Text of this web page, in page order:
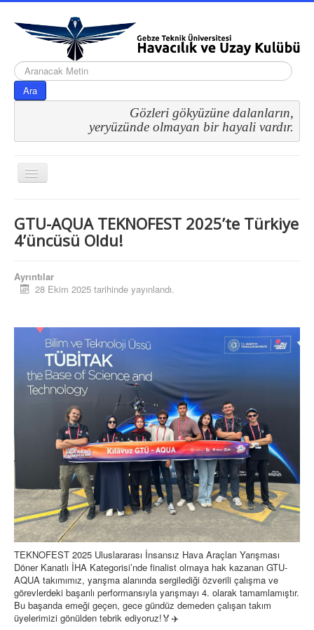
arama...
Ara
Gözleri gökyüzüne dalanların,
yeryüzünde olmayan bir hayali vardır.
Gezinme
geçişini
Kategoriler
Uncategorised
GTU-AQUA TEKNOFEST 2025’te Türkiye
4’üncüsü Oldu!
Ayrıntılar
28 Ekim 2025 tarihinde yayınlandı.
TEKNOFEST 2025 Uluslararası İnsansız Hava Araçları Yarışması
Döner Kanatlı İHA Kategorisi’nde finalist olmaya hak kazanan GTU-
AQUA takımımız, yarışma alanında sergilediği özverili çalışma ve
görevlerdeki başarılı performansıyla yarışmayı 4. olarak tamamlamıştır.
Bu başarıda emeği geçen, gece gündüz demeden çalışan takım
üyelerimizi gönülden tebrik ediyoruz!🏅✈️